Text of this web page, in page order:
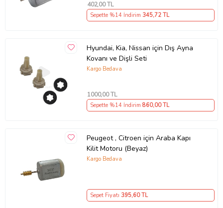
402,00 TL
Sepette %14 İndirim 345,72 TL
Hyundai, Kia, Nissan için Dış Ayna
Kovanı ve Dişli Seti
Kargo Bedava
1000,00 TL
Sepette %14 İndirim 860,00 TL
Peugeot , Citroen için Araba Kapı
Kilit Motoru (Beyaz)
Kargo Bedava
Sepet Fiyatı 395,60 TL